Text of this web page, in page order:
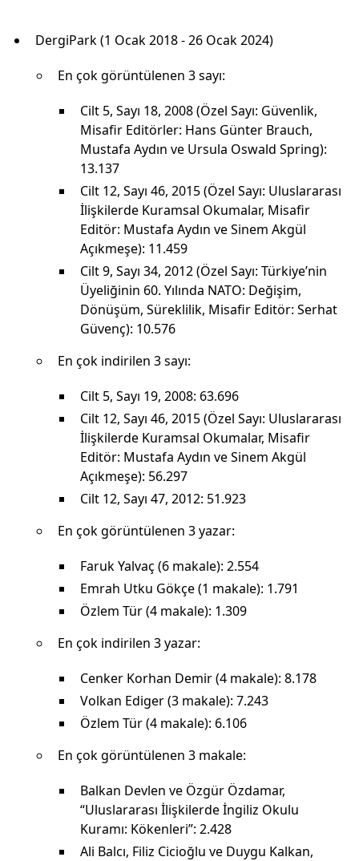
DergiPark (1 Ocak 2018 - 26 Ocak 2024)
En çok görüntülenen 3 sayı:
Cilt 5, Sayı 18, 2008 (Özel Sayı: Güvenlik,
Misafir Editörler: Hans Günter Brauch,
Mustafa Aydın ve Ursula Oswald Spring):
13.137
Cilt 12, Sayı 46, 2015 (Özel Sayı: Uluslararası
İlişkilerde Kuramsal Okumalar, Misafir
Editör: Mustafa Aydın ve Sinem Akgül
Açıkmeşe): 11.459
Cilt 9, Sayı 34, 2012 (Özel Sayı: Türkiye’nin
Üyeliğinin 60. Yılında NATO: Değişim,
Dönüşüm, Süreklilik, Misafir Editör: Serhat
Güvenç): 10.576
En çok indirilen 3 sayı:
Cilt 5, Sayı 19, 2008: 63.696
Cilt 12, Sayı 46, 2015 (Özel Sayı: Uluslararası
İlişkilerde Kuramsal Okumalar, Misafir
Editör: Mustafa Aydın ve Sinem Akgül
Açıkmeşe): 56.297
Cilt 12, Sayı 47, 2012: 51.923
En çok görüntülenen 3 yazar:
Faruk Yalvaç (6 makale): 2.554
Emrah Utku Gökçe (1 makale): 1.791
Özlem Tür (4 makale): 1.309
En çok indirilen 3 yazar:
Cenker Korhan Demir (4 makale): 8.178
Volkan Ediger (3 makale): 7.243
Özlem Tür (4 makale): 6.106
En çok görüntülenen 3 makale:
Balkan Devlen ve Özgür Özdamar,
“Uluslararası İlişkilerde İngiliz Okulu
Kuramı: Kökenleri”: 2.428
Ali Balcı, Filiz Cicioğlu ve Duygu Kalkan,